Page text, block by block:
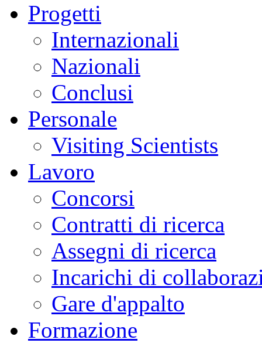
Progetti
Internazionali
Nazionali
Conclusi
Personale
Visiting Scientists
Lavoro
Concorsi
Contratti di ricerca
Assegni di ricerca
Incarichi di
Gare d'appalto
Formazione